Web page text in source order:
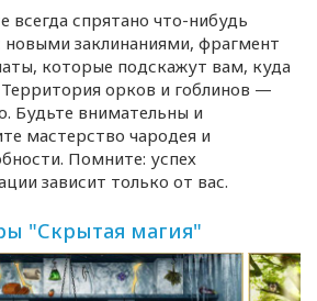
всегда спрятано что-нибудь
новыми заклинаниями, фрагмент
которые подскажут вам, куда
орков и гоблинов —
Будьте внимательны и
мастерство чародея и
Помните: успех
зависит только от вас.
"Скрытая магия"